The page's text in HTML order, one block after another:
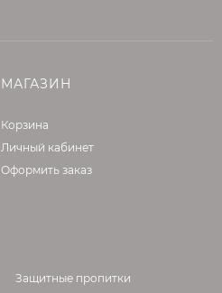
МАГАЗИН
Корзина
Личный кабинет
Оформить заказ
Защитные пропитки